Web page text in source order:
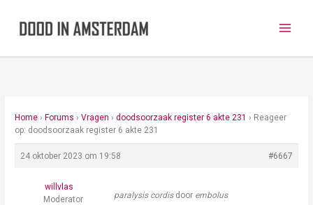
Home › Forums › Vragen › doodsoorzaak register 6 akte 231 › Reageer
op: doodsoorzaak register 6 akte 231
24 oktober 2023 om 19:58 #6667
willvlas
Moderator
paralysis cordisdoor embolus